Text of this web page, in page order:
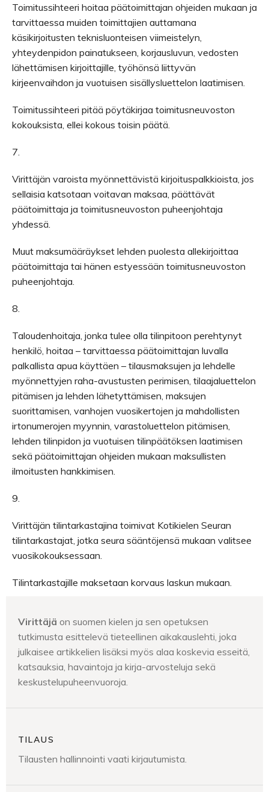
Toimitussihteeri hoitaa päätoimittajan ohjeiden mukaan ja
tarvittaessa muiden toimittajien auttamana
käsikirjoitusten teknisluonteisen viimeistelyn,
yhteydenpidon painatukseen, korjausluvun, vedosten
lähettämisen kirjoittajille, työhönsä liittyvän
kirjeenvaihdon ja vuotuisen sisällysluettelon laatimisen.
Toimitussihteeri pitää pöytäkirjaa toimitusneuvoston
kokouksista, ellei kokous toisin päätä.
7.
Virittäjän varoista myönnettävistä kirjoituspalkkioista, jos
sellaisia katsotaan voitavan maksaa, päättävät
päätoimittaja ja toimitusneuvoston puheenjohtaja
yhdessä.
Muut maksumääräykset lehden puolesta allekirjoittaa
päätoimittaja tai hänen estyessään toimitusneuvoston
puheenjohtaja.
8.
Taloudenhoitaja, jonka tulee olla tilinpitoon perehtynyt
henkilö, hoitaa – tarvittaessa päätoimittajan luvalla
palkallista apua käyttäen – tilausmaksujen ja lehdelle
myönnettyjen raha-avustusten perimisen, tilaajaluettelon
pitämisen ja lehden lähetyttämisen, maksujen
suorittamisen, vanhojen vuosikertojen ja mahdollisten
irtonumerojen myynnin, varastoluettelon pitämisen,
lehden tilinpidon ja vuotuisen tilinpäätöksen laatimisen
sekä päätoimittajan ohjeiden mukaan maksullisten
ilmoitusten hankkimisen.
9.
Virittäjän tilintarkastajina toimivat Kotikielen Seuran
tilintarkastajat, jotka seura sääntöjensä mukaan valitsee
vuosikokouksessaan.
Tilintarkastajille maksetaan korvaus laskun mukaan.
Virittäjä on suomen kielen ja sen opetuksen
tutkimusta esittelevä tieteellinen aikakauslehti, joka
julkaisee artikkelien lisäksi myös alaa koskevia esseitä,
katsauksia, havaintoja ja kirja-arvosteluja sekä
keskustelupuheenvuoroja.
TILAUS
Tilausten hallinnointi vaati kirjautumista.